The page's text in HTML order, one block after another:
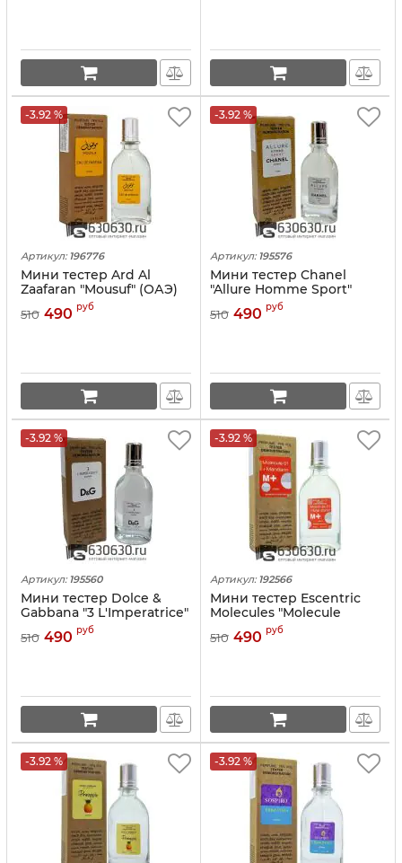
-3.92 %
Артикул: 196776
Мини тестер Ard Al
Zaafaran "Mousuf" (ОАЭ)
510 490 руб
-3.92 %
Артикул: 195576
Мини тестер Chanel
"Allure Homme Sport"
(ОАЭ) 67 ml
510 490 руб
-3.92 %
Артикул: 195560
Мини тестер Dolce &
Gabbana "3 L'Imperatrice"
(ОАЭ) 67 ml
510 490 руб
-3.92 %
Артикул: 192566
Мини тестер Escentric
Molecules "Molecule
01+Mandarin" (ОАЭ) 67 ml
510 490 руб
-3.92 % -3.92 %